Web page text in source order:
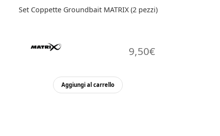
Set Coppette Groundbait MATRIX (2 pezzi)
9,50€
Aggiungi al carrello